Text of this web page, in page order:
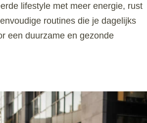
lifestyle met meer energie, rust
routines die je dagelijks
een duurzame en gezonde